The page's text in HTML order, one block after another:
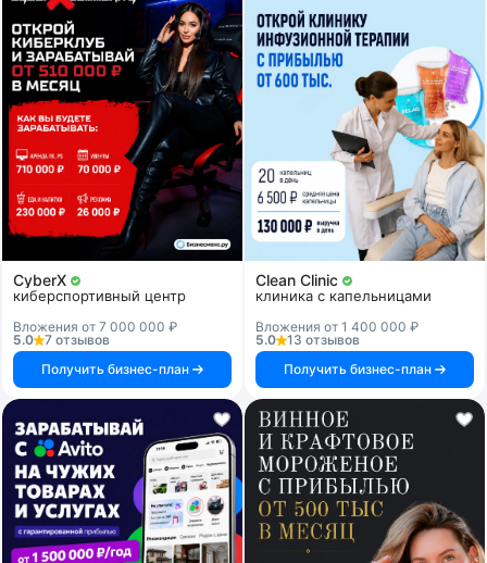
CyberX
киберспортивный центр
Вложения от 7 000 000 ₽
5.0
7 отзывов
Получить бизнес-план
Clean Clinic
клиника с капельницами
Вложения от 1 400 000 ₽
5.0
13 отзывов
Получить бизнес-план